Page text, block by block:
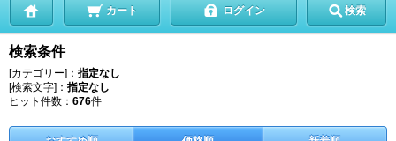
カート ログイン 検索
検索条件
[カテゴリー]： 指定なし
[検索文字]： 指定なし
ヒット件数： 676件